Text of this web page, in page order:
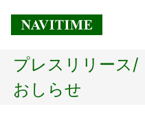
トップページ
プレスリリース/
おしらせ